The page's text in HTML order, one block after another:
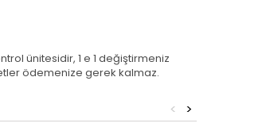
ünitesidir, 1 e 1 değiştirmeniz
ödemenize gerek kalmaz.
>
<